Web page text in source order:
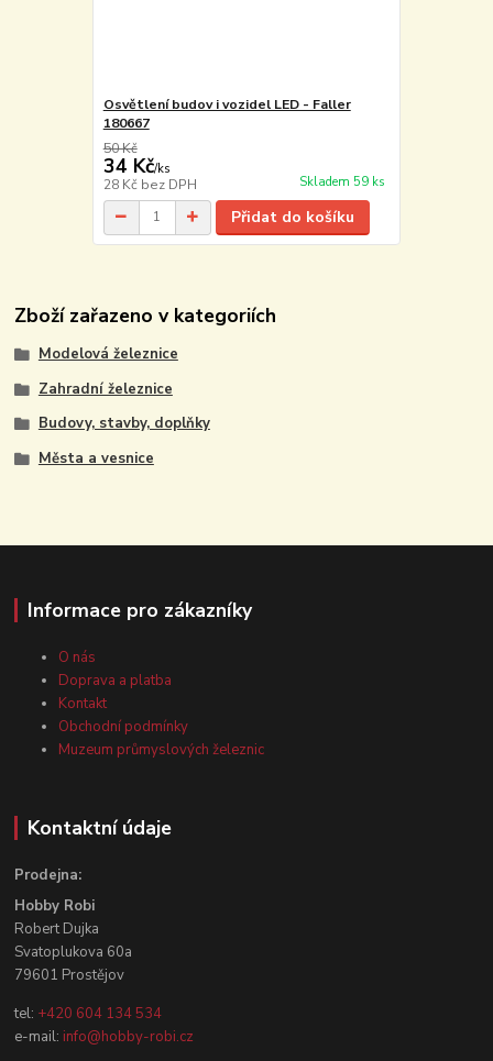
Osvětlení budov i vozidel LED - Faller
180667
50 Kč
34 Kč/ks
28 Kč bez DPH Skladem 59 ks
Přidat do košíku
Zboží zařazeno v kategoriích
Modelová železnice
Zahradní železnice
Budovy, stavby, doplňky
Města a vesnice
Informace pro zákazníky
O nás
Doprava a platba
Kontakt
Obchodní podmínky
Muzeum průmyslových železnic
Kontaktní údaje
Prodejna:
Hobby Robi
Robert Dujka
Svatoplukova 60a
79601 Prostějov
tel: +420 604 134 534
e-mail: info@hobby-robi.cz